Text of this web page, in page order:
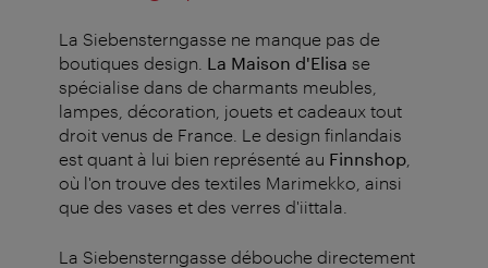
La Siebensterngasse ne manque pas de
boutiques design. La Maison d'Elisa se
spécialise dans de charmants meubles,
lampes, décoration, jouets et cadeaux tout
droit venus de France. Le design finlandais
est quant à lui bien représenté au Finnshop
où l'on trouve des textiles Marimekko, ainsi
que des vases et des verres d'iittala.
La Siebensterngasse débouche directement